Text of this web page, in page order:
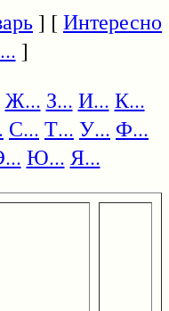
] [Интересно
]
Ж... З... И... К...
С... Т... У... Ф...
Ю... Я...